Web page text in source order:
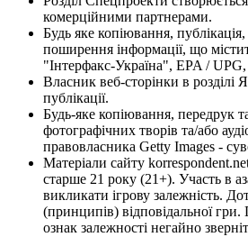
комерційними партнерами.
Будь яке копіювання,
поширення інформації, що
"Інтерфакс-Україна", EPA / UPG,
Власник веб-сторінки в розділі
публікації.
Будь-яке копіювання, передрук
фотографічних творів та/або
правовласника Getty Images -
Матеріали сайту
старше 21 року (21+). Участь в
викликати ігрову залежність.
(принципів) відповідальної
ознак залежності негайно